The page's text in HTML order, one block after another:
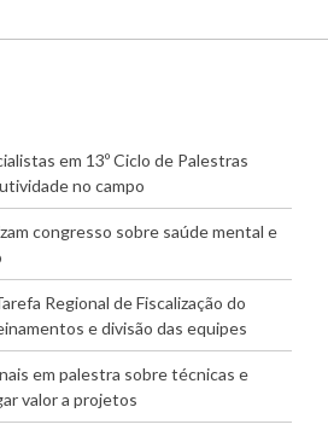
em 13º Ciclo de Palestras
no campo
congresso sobre saúde mental e
Regional de Fiscalização do
e divisão das equipes
em palestra sobre técnicas e
valor a projetos